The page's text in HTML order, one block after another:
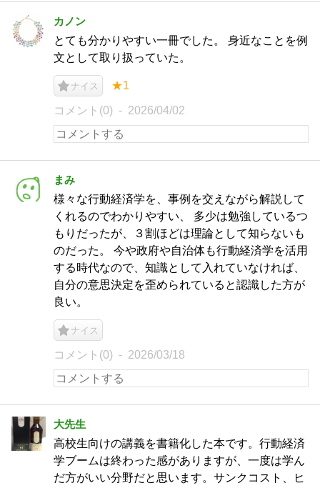
カノン
とても分かりやすい一冊でした。 身近なことを例
文として取り扱っていた。
ナイス ★1
コメント(0) 2026/04/02
まみ
様々な行動経済学を、事例を交えながら解説して
くれるのでわかりやすい、 多少は勉強しているつ
もりだったが、３割ほどは理論として知らないも
のだった。 今や政府や自治体も行動経済学を活用
する時代なので、知識として入れていなければ、
自分の意思決定を歪められていると認識した方が
良い。
ナイス
コメント(0) 2026/03/18
大先生
高校生向けの講義を書籍化した本です。行動経済
学ブームは終わった感がありますが、一度は学ん
だ方がいい分野だと思います。サンクコスト、ヒ